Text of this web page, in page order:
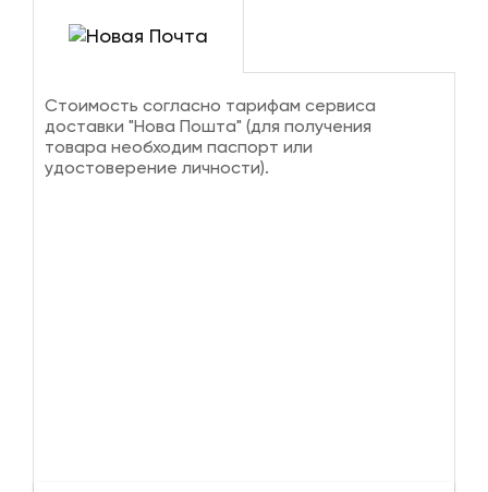
Стоимость согласно тарифам сервиса
доставки "Нова Пошта" (для получения
товара необходим паспорт или
удостоверение личности).